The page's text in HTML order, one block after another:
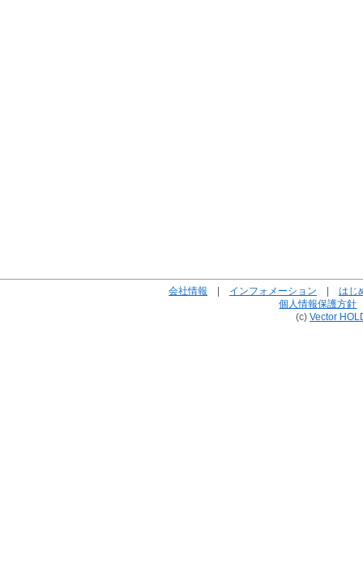
会社情報 | インフォメーション | はじ
個人情報保護方針
(c) Vector